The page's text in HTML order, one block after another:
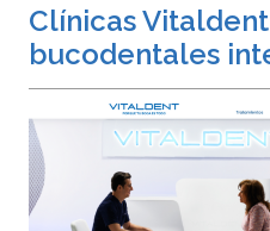
Clínicas
bucodentales